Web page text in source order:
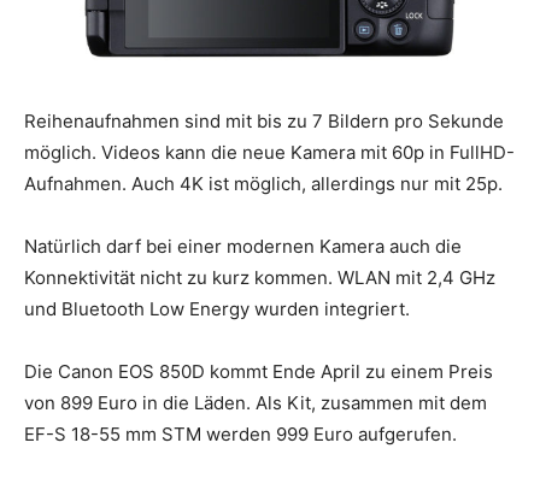
Reihenaufnahmen sind mit bis zu 7 Bildern pro Sekunde
möglich. Videos kann die neue Kamera mit 60p in FullHD-
Aufnahmen. Auch 4K ist möglich, allerdings nur mit 25p.
Natürlich darf bei einer modernen Kamera auch die
Konnektivität nicht zu kurz kommen. WLAN mit 2,4 GHz
und Bluetooth Low Energy wurden integriert.
Die Canon EOS 850D kommt Ende April zu einem Preis
von 899 Euro in die Läden. Als Kit, zusammen mit dem
EF-S 18-55 mm STM werden 999 Euro aufgerufen.